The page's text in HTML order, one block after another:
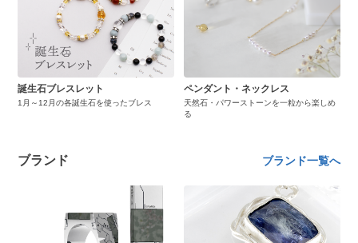
誕生石ブレスレット
1月～12月の各誕生石を使ったブレス
ペンダント・ネックレス
天然石・パワーストーンを一粒から楽しめ
る
ブランド ブランド一覧へ